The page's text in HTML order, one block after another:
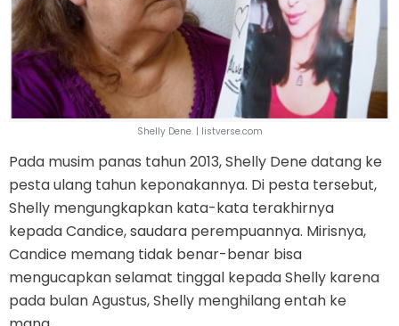
Shelly Dene. | listverse.com
Pada musim panas tahun 2013, Shelly Dene datang ke
pesta ulang tahun keponakannya. Di pesta tersebut,
Shelly mengungkapkan kata-kata terakhirnya
kepada Candice, saudara perempuannya. Mirisnya,
Candice memang tidak benar-benar bisa
mengucapkan selamat tinggal kepada Shelly karena
pada bulan Agustus, Shelly menghilang entah ke